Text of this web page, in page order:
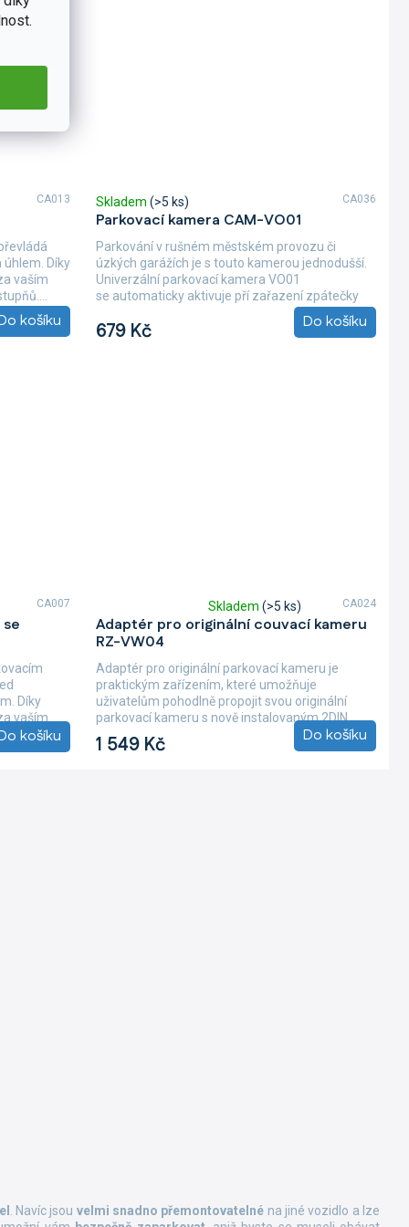
košíku
Díky
vaším
CA013
Parkovací kamera CAM-VO01
Skladem (>5 ks)
679 Kč Do košíku
Parkování v rušném městském provozu či
úzkých garážích je s touto kamerou jednodušší.
Univerzální parkovací kamera VO01
se automaticky aktivuje pří zařazení zpátečky
CA036
košíku
Díky
vaším
CA007
Adaptér pro originální couvací kameru
RZ-VW04
hodnocení
produktu
je
5,0
z
5
hvězdiček.
Skladem (>5 ks)
1 549 Kč Do košíku
Adaptér pro originální parkovací kameru je
praktickým zařízením, které umožňuje
uživatelům pohodlně propojit svou originální
parkovací kameru s nově instalovaným 2DIN...
CA024
. Navíc jsou velmi snadno přemontovatelné na jiné vozidlo a lze